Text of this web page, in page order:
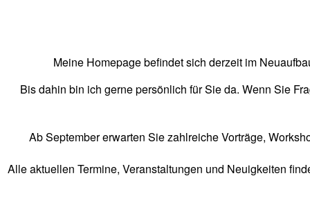
Meine Homepage befindet sich derzeit im
Bis dahin bin ich gerne persönlich für Sie da. Wenn Sie
Ab September erwarten Sie zahlreiche Vorträge,
Alle aktuellen Termine, Veranstaltungen und Neuigkeiten